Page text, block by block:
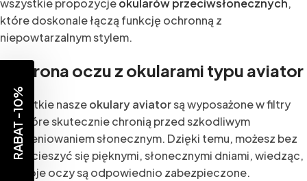
wszystkie propozycjeokularów przeciwsłonecznych,
które doskonale łączą funkcję ochronną z
niepowtarzalnym stylem.
Ochrona oczu z okularami typu aviator
Wszystkie naszeokulary aviatorsą wyposażone w filtry
UV, które skutecznie chronią przed szkodliwym
promieniowaniem słonecznym. Dzięki temu, możesz bez
obaw cieszyć się pięknymi, słonecznymi dniami, wiedząc,
że Twoje oczy są odpowiednio zabezpieczone.
RABAT -10%